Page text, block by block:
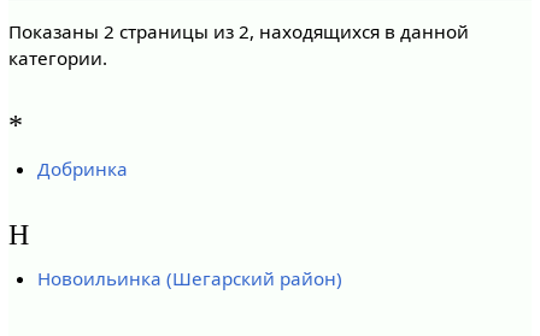
Показаны 2 страницы из 2, находящихся в данной
категории.
*
Добринка
Н
Новоильинка (Шегарский район)